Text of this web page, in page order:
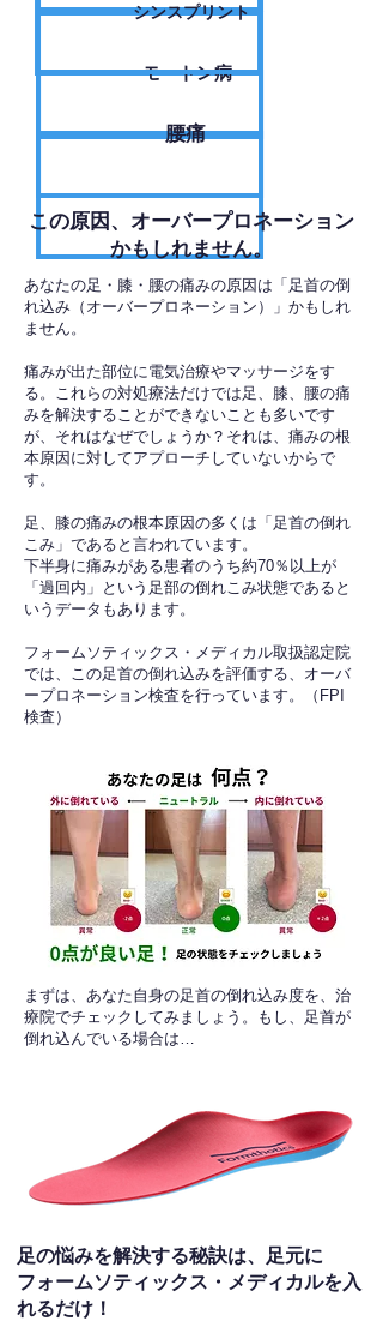
シンスプリント
モートン病
腰痛
​この原因、オーバープロネーション
かもしれません。
あなたの足・膝・腰の痛みの原因は「足首の倒
れ込み（オーバープロネーション）」かもしれ
ません。
痛みが出た部位に電気治療やマッサージをす
る。これらの対処療法だけでは足、膝、腰の痛
みを解決することができないことも多いです
が、それはなぜでしょうか？それは、痛みの根
本原因に対してアプローチしていないからで
す。
足、膝の痛みの根本原因の多くは「足首の倒れ
こみ」であると言われています。
下半身に痛みがある患者のうち約70％以上が
「過回内」という足部の倒れこみ状態であると
いうデータもあります。
フォームソティックス・メディカル取扱認定院
では、この足首の倒れ込みを評価する、オーバ
ープロネーション検査を行っています。（FPI
検査）​
​まずは、あなた自身の足首の倒れ込み度を、治
療院でチェックしてみましょう。もし、足首が
倒れ込んでいる場合は…
足の悩みを解決する秘訣は、足元に
フォームソティックス・メディカルを入
れるだけ！